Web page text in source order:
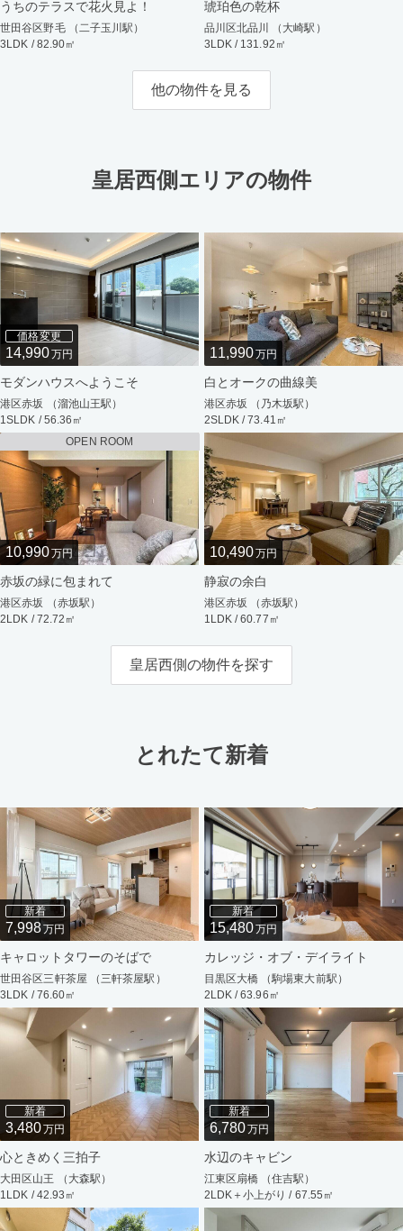
うちのテラスで花火見よ！
世田谷区野毛 （二子玉川駅）
3LDK / 82.90㎡
琥珀色の乾杯
品川区北品川 （大崎駅）
3LDK / 131.92㎡
他の物件を見る
皇居西側エリアの物件
価格変更
14,990万円
モダンハウスへようこそ
港区赤坂 （溜池山王駅）
1SLDK / 56.36㎡
11,990万円
白とオークの曲線美
港区赤坂 （乃木坂駅）
2SLDK / 73.41㎡
OPEN ROOM
10,990万円
赤坂の緑に包まれて
港区赤坂 （赤坂駅）
2LDK / 72.72㎡
10,490万円
静寂の余白
港区赤坂 （赤坂駅）
1LDK / 60.77㎡
皇居西側の物件を探す
とれたて新着
新着
7,998万円
キャロットタワーのそばで
世田谷区三軒茶屋 （三軒茶屋駅）
3LDK / 76.60㎡
新着
15,480万円
カレッジ・オブ・デイライト
目黒区大橋 （駒場東大前駅）
2LDK / 63.96㎡
新着
3,480万円
心ときめく三拍子
大田区山王 （大森駅）
1LDK / 42.93㎡
新着
6,780万円
水辺のキャビン
江東区扇橋 （住吉駅）
2LDK＋小上がり / 67.55㎡